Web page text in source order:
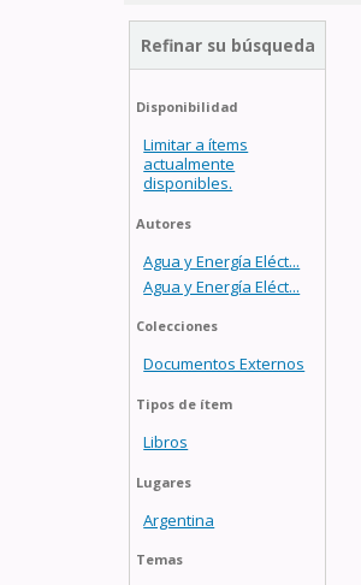
Refinar su búsqueda
Disponibilidad
Limitar a ítems
actualmente
disponibles.
Autores
Agua y Energía Eléct...
Agua y Energía Eléct...
Colecciones
Documentos Externos
Tipos de ítem
Libros
Lugares
Argentina
Temas